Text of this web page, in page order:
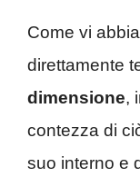
Come vi
direttamente
dimensione,
contezza di
suo interno e